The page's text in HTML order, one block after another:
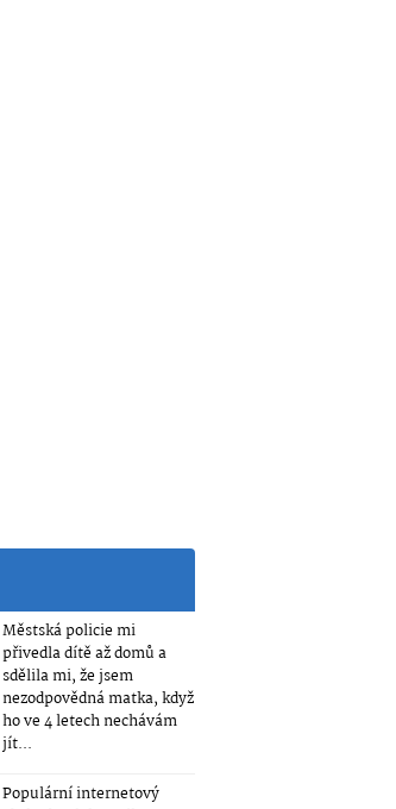
Městská policie mi
přivedla dítě až domů a
sdělila mi, že jsem
nezodpovědná matka, když
ho ve 4 letech nechávám
jít...
Populární internetový